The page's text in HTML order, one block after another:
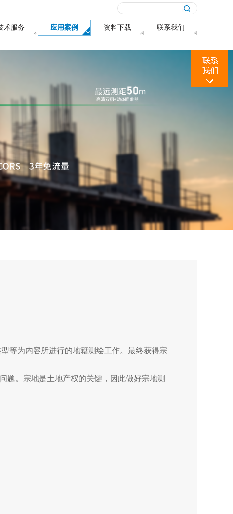
术服务 应用案例 资料下载 联系我们
等为内容所进行的地籍测绘工作。最终获得宗
。宗地是土地产权的关键，因此做好宗地测